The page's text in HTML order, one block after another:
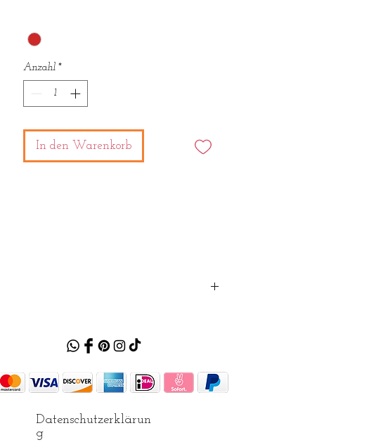
Anzahl *
In den Warenkorb
Datenschutzerklärun
g